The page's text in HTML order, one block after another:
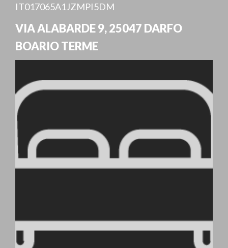
IT017065A1JZMPI5DM
VIA ALABARDE 9,25047 DARFO
BOARIO TERME